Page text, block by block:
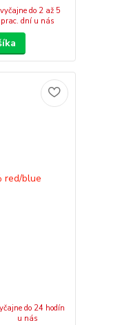
do 2 až 5
prac. dní u nás
do 24 hodín
u nás